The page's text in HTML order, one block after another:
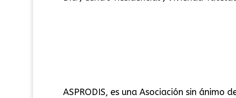
ASPRODIS, es una Asociación sin